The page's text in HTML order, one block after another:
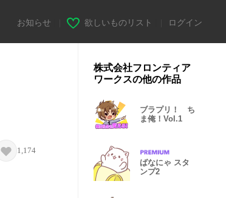
お知らせ 欲しいものリスト ログイン
1,174
株式会社フロンティア
ワークスの他の作品
ブラプリ！ ち
ま俺！Vol.1
ばなにゃ スタ
ンプ2